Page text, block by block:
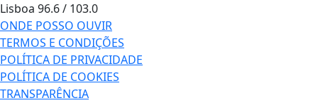
Lisboa 96.6 / 103.0
ONDE POSSO OUVIR
TERMOS E CONDIÇÕES
POLÍTICA DE PRIVACIDADE
POLÍTICA DE COOKIES
TRANSPARÊNCIA